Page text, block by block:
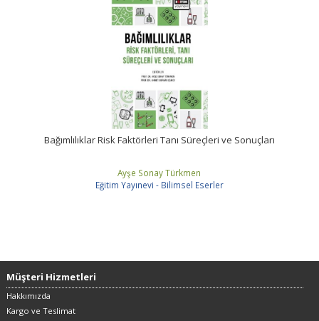
Bağımlılıklar Risk Faktörleri Tanı Süreçleri ve Sonuçları
Ayşe Sonay Türkmen
Eğitim Yayınevi - Bilimsel Eserler
Müşteri Hizmetleri
Hakkımızda
Kargo ve Teslimat